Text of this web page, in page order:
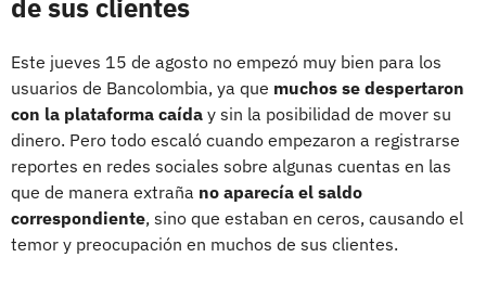
de sus clientes
Este jueves 15 de agosto no empezó muy bien para los
usuarios de Bancolombia, ya que muchos se despertaron
con la plataforma caída y sin la posibilidad de mover su
dinero. Pero todo escaló cuando empezaron a registrarse
reportes en redes sociales sobre algunas cuentas en las
que de manera extraña no aparecía el saldo
correspondiente, sino que estaban en ceros, causando el
temor y preocupación en muchos de sus clientes.